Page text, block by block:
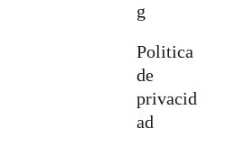
g
Politica
de
privacid
ad